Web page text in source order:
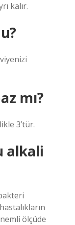
kalır.
mı?
3’tür.
alkali
ölçüde